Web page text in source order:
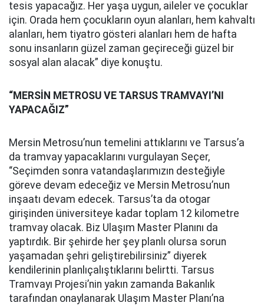
tesis yapacağız. Her yaşa uygun, aileler ve çocuklar
için. Orada hem çocukların oyun alanları, hem kahvaltı
alanları, hem tiyatro gösteri alanları hem de hafta
sonu insanların güzel zaman geçireceği güzel bir
sosyal alan alacak” diye konuştu.
“MERSİN METROSU VE TARSUS TRAMVAYI’NI
YAPACAĞIZ”
Mersin Metrosu’nun temelini attıklarını ve Tarsus’a
da tramvay yapacaklarını vurgulayan Seçer,
“Seçimden sonra vatandaşlarımızın desteğiyle
göreve devam edeceğiz ve Mersin Metrosu’nun
inşaatı devam edecek. Tarsus’ta da otogar
girişinden üniversiteye kadar toplam 12 kilometre
tramvay olacak. Biz Ulaşım Master Planını da
yaptırdık. Bir şehirde her şey planlı olursa sorun
yaşamadan şehri geliştirebilirsiniz” diyerek
kendilerinin planlıçalıştıklarını belirtti. Tarsus
Tramvayı Projesi’nin yakın zamanda Bakanlık
tarafından onaylanarak Ulaşım Master Planı’na